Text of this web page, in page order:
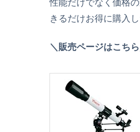
性能だけでなく価格
きるだけお得に購入
＼販売ページはこち